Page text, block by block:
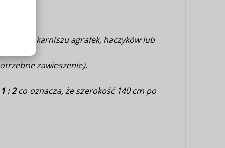
na karniszu agrafek, haczyków lub
zawieszenie).
1 : 2co oznacza, że szerokość 140 cm po